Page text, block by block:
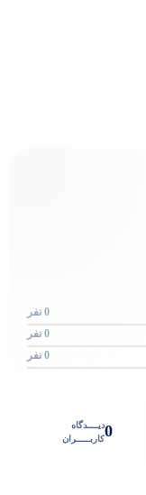
0 نفر
0 نفر
0 نفر
0دیــــدگاه
کاربـــــران